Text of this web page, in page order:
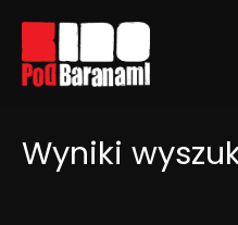
Linki ułatwień
Wyniki